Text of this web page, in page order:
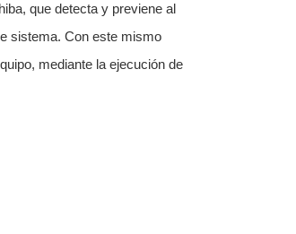
que detecta y previene al
sistema. Con este mismo
mediante la ejecución de